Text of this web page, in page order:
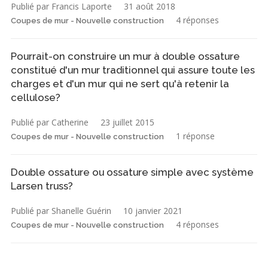
Publié par Francis Laporte 31 août 2018
Coupes de mur - Nouvelle construction 4 réponses
Pourrait-on construire un mur à double ossature
constitué d'un mur traditionnel qui assure toute les
charges et d'un mur qui ne sert qu'à retenir la
cellulose?
Publié par Catherine 23 juillet 2015
Coupes de mur - Nouvelle construction 1 réponse
Double ossature ou ossature simple avec système
Larsen truss?
Publié par Shanelle Guérin 10 janvier 2021
Coupes de mur - Nouvelle construction 4 réponses